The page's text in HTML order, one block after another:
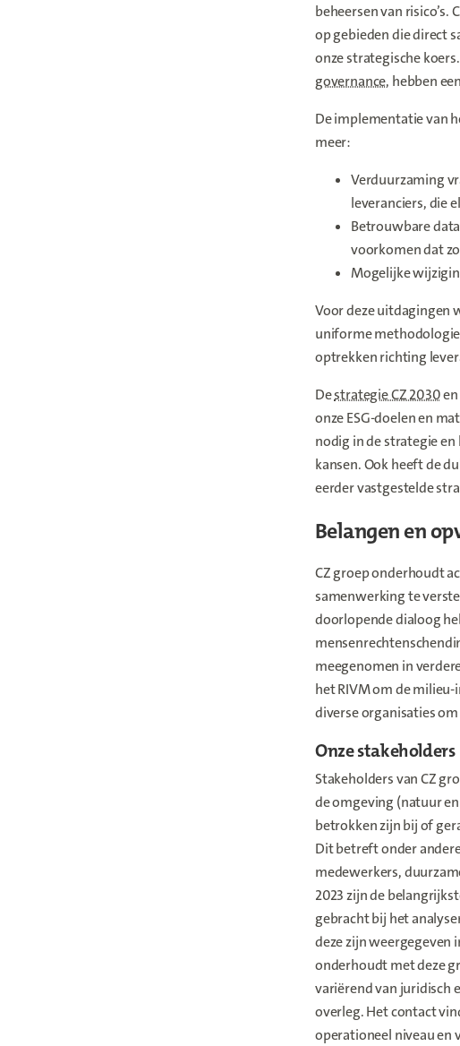
beheersen van risico’s.
op gebieden die direct
onze strategische
governance, hebben
De implementatie van
meer:
Verduurzaming
leveranciers, die
Betrouwbare
voorkomen dat
Mogelijke
Voor deze uitdagingen
uniforme
optrekken richting
Destrategie CZ 2030
onze ESG-doelen en
nodig in de strategie
kansen. Ook heeft de
eerder vastgestelde
Belangen en
CZ groep onderhoudt
samenwerking te
doorlopende dialoog
meegenomen in
het RIVM om de
diverse organisaties
Onze stakeholders
Stakeholders van CZ
de omgeving (natuur
betrokken zijn bij of
Dit betreft onder
medewerkers,
2023 zijn de
gebracht bij het
deze zijn weergegeven
onderhoudt met deze
variërend van juridisch
overleg. Het contact
operationeel niveau en